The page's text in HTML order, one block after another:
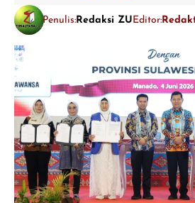
Penulis: Redaksi ZU Editor: